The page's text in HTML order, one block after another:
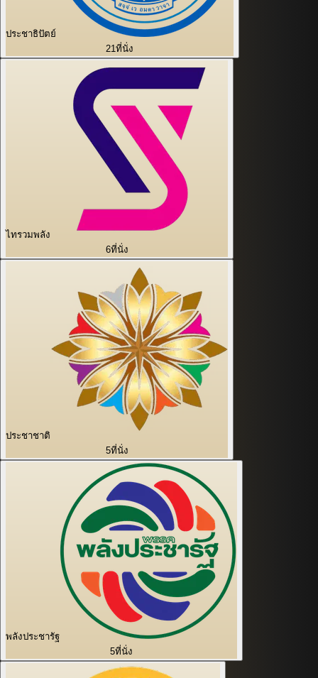
ประชาธิปัตย์
21ที่นั่ง
ไทรวมพลัง
6ที่นั่ง
ประชาชาติ
5ที่นั่ง
พลังประชารัฐ
5ที่นั่ง